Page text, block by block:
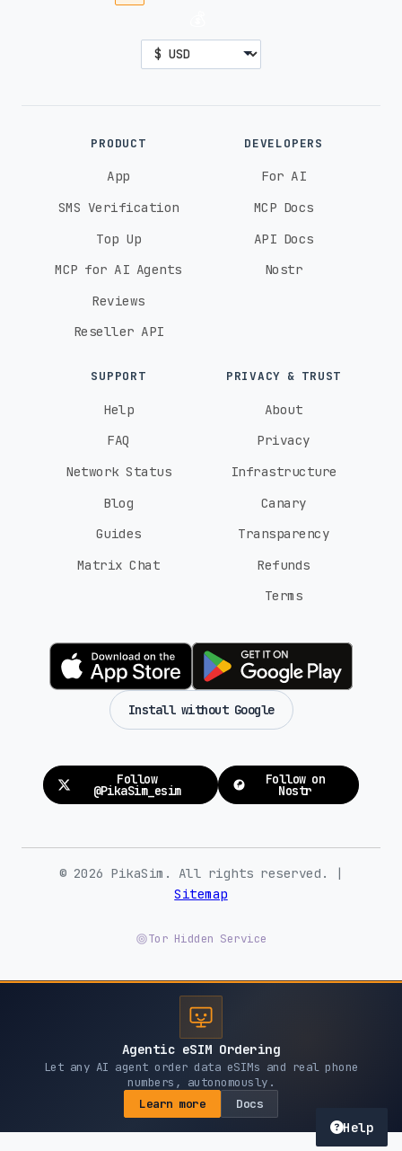
Help
PRODUCT
App
SMS Verification
Top Up
MCP for AI Agents
Reviews
Reseller API
DEVELOPERS
For AI
MCP Docs
API Docs
Nostr
SUPPORT
Help
FAQ
Network Status
Blog
Guides
Matrix Chat
PRIVACY & TRUST
About
Privacy
Infrastructure
Canary
Transparency
Refunds
Terms
Install without Google
Follow
@PikaSim_esim
Follow on
Nostr
© 2026 PikaSim. All rights reserved. |
Sitemap
Tor Hidden Service
Agentic eSIM Ordering
Let any AI agent order data eSIMs and real phone
numbers, autonomously.
Learn more
Docs